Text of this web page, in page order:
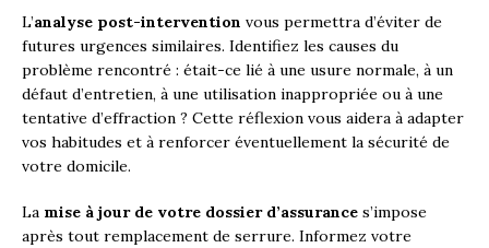
L’analyse post-intervention vous permettra d’éviter de
futures urgences similaires. Identifiez les causes du
problème rencontré : était-ce lié à une usure normale, à un
défaut d’entretien, à une utilisation inappropriée ou à une
tentative d’effraction ? Cette réflexion vous aidera à adapter
vos habitudes et à renforcer éventuellement la sécurité de
votre domicile.
La mise à jour de votre dossier d’assurance s’impose
après tout remplacement de serrure. Informez votre